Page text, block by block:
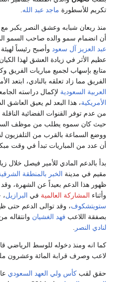
للأسطورةماجد عبد الله.
ريعان شبابه وعشق النصر يكبر مع كل
انضمام سمو والده صاحب السمو
العزيز آل سعودوأصبح رئيساً لهيئة
الأثر في زيادة العشق لهذا الكيان،
بإسهاب لجميع مباريات الفريق
مما زاد تعلقه بالنادي، ابتعد
السعوديةلإكمال دراسته الجامعية
، هذا البعد لم يعيق العاشق
عدم توفر القنوات الفضائية الناقلة
كان سموه يطلب من موظف السنترال
السماعة بالقرب من التلفزيون لسماع
عدد من المباريات تبدأ في وقت مبكر
بالدعم المادي للأمير فيصل خلال
في مدينةالخبر بالمنطقة الشرقية،
هذا الدعم بعيداً عن الشهرة، وقد
المشاركة العالميةفي البرازيل ، حيث
، وقد توالى الدعم حتى ظهرت
اللاعبفهد الغشيانوانتقاله من
النصر.
انه ومنذ دخوله للوسط الرياضي قام
وصرف قرابة المائة وعشرون مليون
لقبكأس ولي العهد السعوديعام 2014م حقق لقب